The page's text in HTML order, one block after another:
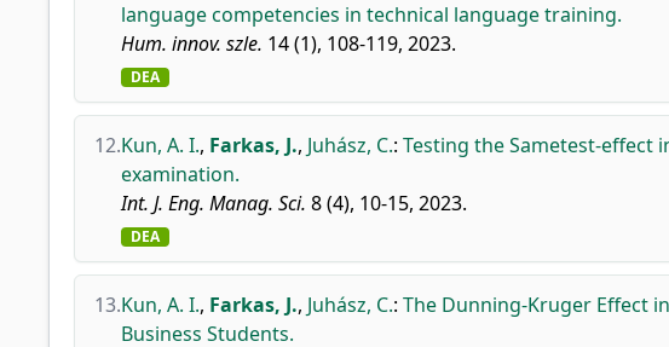
language competencies in technical language training.
Hum. innov. szle. 14 (1), 108-119, 2023.
DEA
12.Kun, A. I., Farkas, J., Juhász, C.: Testing the Sametest-effect
examination.
Int. J. Eng. Manag. Sci. 8 (4), 10-15, 2023.
DEA
13.Kun, A. I., Farkas, J., Juhász, C.: The Dunning-Kruger Effect
Business Students.